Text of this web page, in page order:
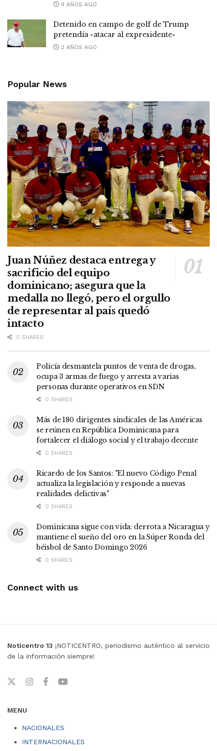
4 AÑOS AGO
Detenido en campo de golf de Trump
pretendía «atacar al expresidente»
2 AÑOS AGO
Popular News
Juan Núñez destaca entrega y
sacrificio del equipo
dominicano; asegura que la
medalla no llegó, pero el orgullo
de representar al país quedó
intacto
0 SHARES
Policía desmantela puntos de venta de drogas,
ocupa 3 armas de fuego y arresta a varias
personas durante operativos en SDN
0 SHARES
Más de 180 dirigentes sindicales de las Américas
se reúnen en República Dominicana para
fortalecer el diálogo social y el trabajo decente
0 SHARES
Ricardo de los Santos: "El nuevo Código Penal
actualiza la legislación y responde a nuevas
realidades delictivas"
0 SHARES
Dominicana sigue con vida: derrota a Nicaragua y
mantiene el sueño del oro en la Súper Ronda del
béisbol de Santo Domingo 2026
0 SHARES
Connect with us
Noticentro 13 ¡NOTICENTRO, periodismo auténtico al servicio
de la información siempre!
MENU
NACIONALES
INTERNACIONALES